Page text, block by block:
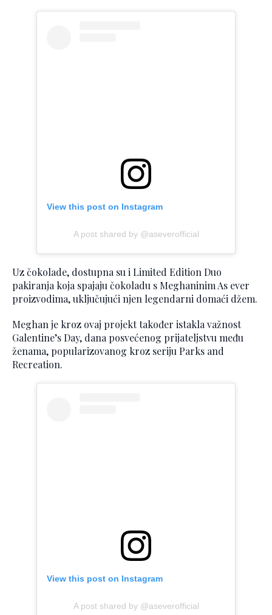
View this post on Instagram
A post shared by @aseverofficial
Uz čokolade, dostupna su i Limited Edition Duo
pakiranja koja spajaju čokoladu s Meghaninim As ever
proizvodima, uključujući njen legendarni domaći džem.
Meghan je kroz ovaj projekt također istakla važnost
Galentine’s Day, dana posvećenog prijateljstvu među
ženama, popularizovanog kroz seriju Parks and
Recreation.
View this post on Instagram
A post shared by @aseverofficial